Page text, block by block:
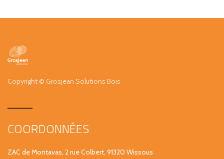
Copyright © Grosjean Solutions Bois
COORDONNÉES
ZAC de Montavas, 2 rue Colbert, 91320 Wissous